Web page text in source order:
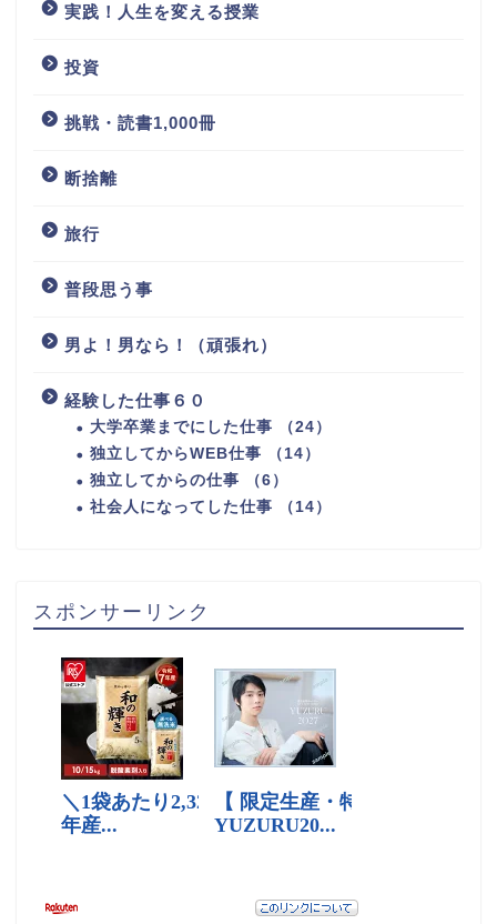
実践！人生を変える授業
投資
挑戦・読書1,000冊
断捨離
旅行
普段思う事
男よ！男なら！（頑張れ）
経験した仕事６０
大学卒業までにした仕事 （24）
独立してからWEB仕事 （14）
独立してからの仕事 （6）
社会人になってした仕事 （14）
スポンサーリンク